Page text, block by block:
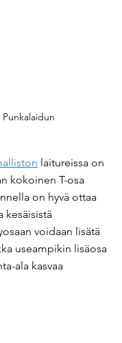
laitureissa on
kokoinen T-osa
on hyvä ottaa
kesäisistä
voidaan lisätä
useampikin lisäosa
ala kasvaa